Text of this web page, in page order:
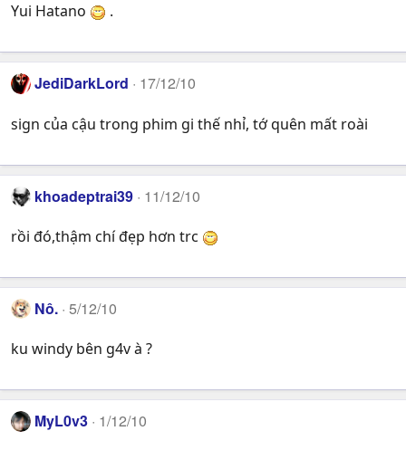
Yui Hatano .
JediDarkLord 17/12/10
sign của cậu trong phim gi thế nhỉ, tớ quên mất roài
khoadeptrai39 11/12/10
rồi đó,thậm chí đẹp hơn trc
Nô. 5/12/10
ku windy bên g4v à ?
MyL0v3 1/12/10